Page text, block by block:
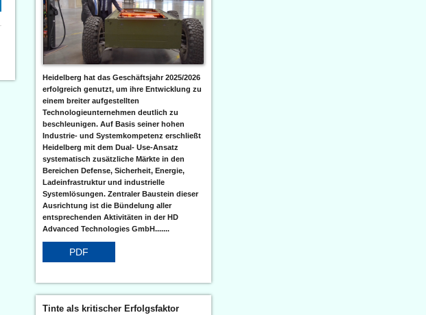
Heidelberg hat das Geschäftsjahr 2025/2026
erfolgreich genutzt, um ihre Entwicklung zu
einem breiter aufgestellten
Technologieunternehmen deutlich zu
beschleunigen. Auf Basis seiner hohen
Industrie- und Systemkompetenz erschließt
Heidelberg mit dem Dual- Use-Ansatz
systematisch zusätzliche Märkte in den
Bereichen Defense, Sicherheit, Energie,
Ladeinfrastruktur und industrielle
Systemlösungen. Zentraler Baustein dieser
Ausrichtung ist die Bündelung aller
entsprechenden Aktivitäten in der HD
Advanced Technologies GmbH.......
PDF
Tinte als kritischer Erfolgsfaktor